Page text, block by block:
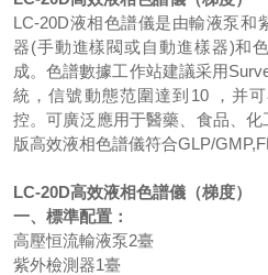
LC-20D液相色譜儀是由輸液泵和
器(手動進樣閥或自動進樣器)和
成。色譜數據工作站建議采用
統，信號動態范圍達到10 ，并
控。可廣泛應用于醫藥、食品、
版高效液相色譜儀符合GLP/
LC-20D高效液相色譜儀（梯度）
一、標準配置：
高壓恒流輸液泵2臺
紫外檢測器1臺